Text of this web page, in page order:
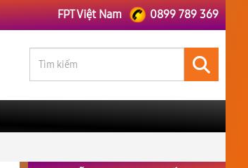
FPT Việt Nam 0899 789 369